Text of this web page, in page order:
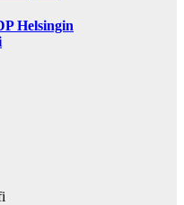
Helsingin